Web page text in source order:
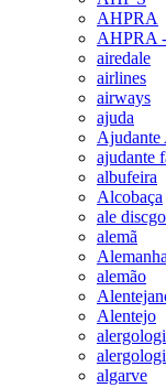
AHPRA
AHPRA
airedale
airlines
airways
ajuda
Ajudante
ajudante
albufeira
Alcobaça
ale
alemã
Alemanha
alemão
Alentejo
algarve